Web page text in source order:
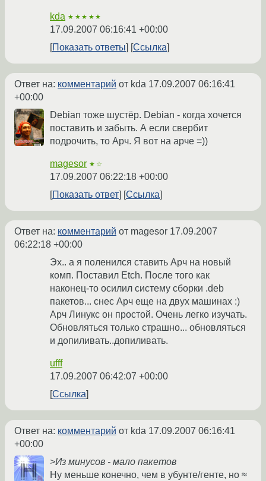
kda ★★★★★
17.09.2007 06:16:41 +00:00
Показать ответы
Ссылка
Ответ на: комментарий от kda 17.09.2007 06:16:41
+00:00
Debian тоже шустёр. Debian - когда хочется
поставить и забыть. А если свербит
подрочить, то Арч. Я вот на арче =))
magesor ★☆
17.09.2007 06:22:18 +00:00
Показать ответ
Ссылка
Ответ на: комментарий от magesor 17.09.2007
06:22:18 +00:00
Эх.. а я поленился ставить Арч на новый
комп. Поставил Etch. После того как
наконец-то осилил систему сборки .deb
пакетов... снес Арч еще на двух машинах :)
Арч Линукс он простой. Очень легко изучать.
Обновляться только страшно... обновляться
и допиливать..допиливать.
ufff
17.09.2007 06:42:07 +00:00
Ссылка
Ответ на: комментарий от kda 17.09.2007 06:16:41
+00:00
>Из минусов - мало пакетов
Ну меньше конечно, чем в убунте/генте, но ≈